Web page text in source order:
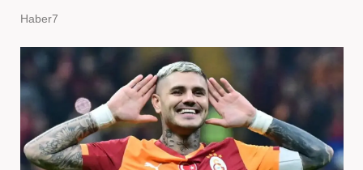
Haber7